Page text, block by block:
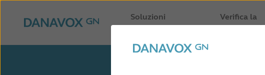
Soluzioni
uditive
Verifica la
compatibilità